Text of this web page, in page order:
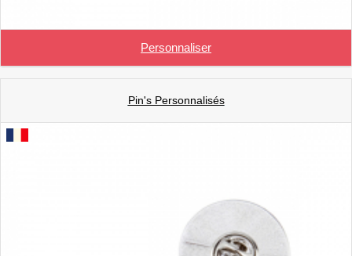
Personnaliser
Pin's Personnalisés